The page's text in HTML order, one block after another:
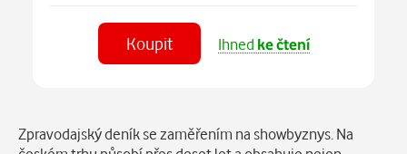
Koupit Ihned ke čtení
Popis
Zpravodajský deník se zaměřením na showbyznys. Na